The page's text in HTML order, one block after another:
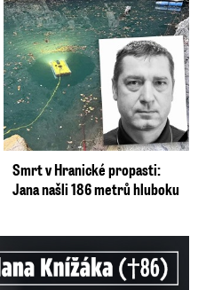
Smrt v Hranické propasti:
Jana našli 186 metrů hluboku
neobvyklé parte?